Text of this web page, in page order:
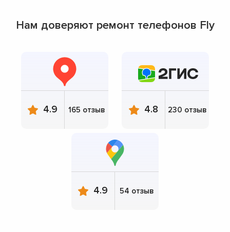
Нам доверяют ремонт телефонов Fly
4.9 165 отзыв 4.8 230 отзыв
4.9 54 отзыв